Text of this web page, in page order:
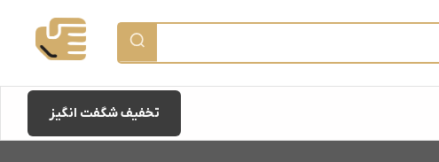
تخفیف شگفت انگیز